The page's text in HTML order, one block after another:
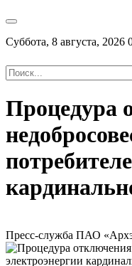
Суббота, 8 августа, 2026
Процедура
Пресс-служба ПАО